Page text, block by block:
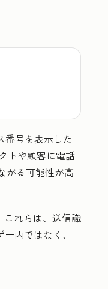
番号を表示した
トや顧客に電話
がる可能性が高
これらは、送信識
内ではなく、